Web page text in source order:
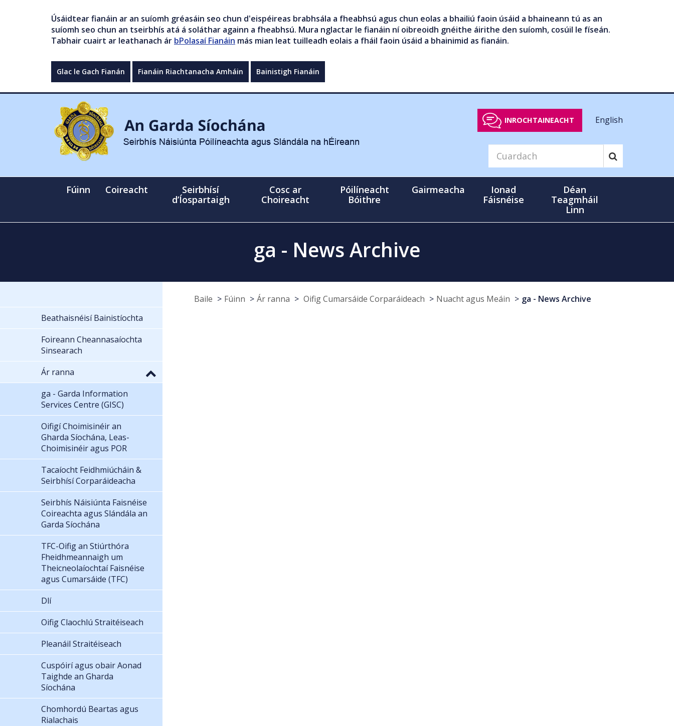
Úsáidtear fianáin ar an suíomh gréasáin seo chun d'eispéireas brabhsála a fheabhsú agus chun eolas a bhailiú faoin úsáid a bhaineann tú as an
suíomh seo chun an tseirbhís atá á soláthar againn a fheabhsú. Mura nglactar le fianáin ní oibreoidh gnéithe áirithe den suíomh, cosúil le físeán.
Tabhair cuairt ar leathanach ár bPolasaí Fianáin más mian leat tuilleadh eolais a fháil faoin úsáid a bhainimid as fianáin.
Glac le Gach Fianán Fianáin Riachtanacha Amháin Bainistigh Fianáin
INROCHTAINEACHT English
Fúinn Coireacht
Seirbhísí
d’Íospartaigh
Cosc ar
Choireacht
Póilíneacht
Bóithre
Gairmeacha
Ionad
Fáisnéise
Déan
Teagmháil
Linn
ga - News Archive
Baile Fúinn Ár ranna Oifig Cumarsáide Corparáideach Nuacht agus Meáin
ga - News Archive
Beathaisnéisí Bainistíochta
Foireann Cheannasaíochta
Sinsearach
Ár ranna
ga - Garda Information
Services Centre (GISC)
Oifigí Choimisinéir an
Gharda Síochána, Leas-
Choimisinéir agus POR
Tacaíocht Feidhmiúcháin &
Seirbhísí Corparáideacha
Seirbhís Náisiúnta Faisnéise
Coireachta agus Slándála an
Garda Síochána
TFC-Oifig an Stiúrthóra
Fheidhmeannaigh um
Theicneolaíochtaí Faisnéise
agus Cumarsáide (TFC)
Dlí
Oifig Claochlú Straitéiseach
Pleanáil Straitéiseach
Cuspóirí agus obair Aonad
Taighde an Gharda
Síochána
Chomhordú Beartas agus
Rialachais